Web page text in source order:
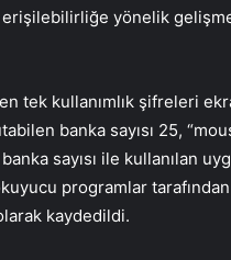
erişilebilirliğe yönelik
tek kullanımlık şifreleri
banka sayısı 25,
sayısı ile kullanılan
programlar
kaydedildi.